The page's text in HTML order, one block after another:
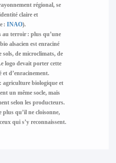
régional, se
claire et
: INAO).
au terroir : plus qu’une
alsacien est enraciné
sols, de microclimats, de
logo devait porter cette
d’enracinement.
agriculture biologique et
un même socle, mais
selon les producteurs.
plus qu’il ne cloisonne,
qui s’y reconnaissent.